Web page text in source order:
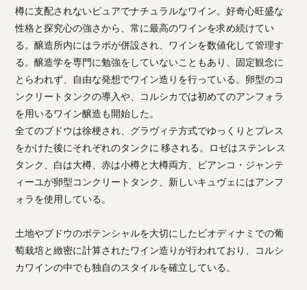
樽に支配されないピュアでナチュラルなワイン。好奇心旺盛な
性格と探究心の強さから、常に最高のワインを求め続けてい
る。醸造所内にはラボが併設され、ワインを数値化して管理す
る。醸造学を専門に勉強をしていないこともあり、固定観念に
とらわれず、自由な発想でワイン造りを行っている。卵型のコ
ンクリートタンクの導入や、コルシカでは初めてのアンフォラ
を用いるワイン醸造も開始した。
全てのブドウは徐梗され、グラヴィテ方式でゆっくりとプレス
をかけた後にそれぞれのタンクに 移される。ロゼはステンレス
タンク、白は大樽、赤は小樽と大樽両方、ビアンコ・ジャンテ
ィーユが卵型コンクリートタンク、新しいキュヴェにはアンフ
ォラを使用している。
土地やブドウのポテンシャルを大切にしたビオディナミでの葡
萄栽培と緻密に計算されたワイン造りが行われており、コルシ
カワインの中でも独自のスタイルを確立している。